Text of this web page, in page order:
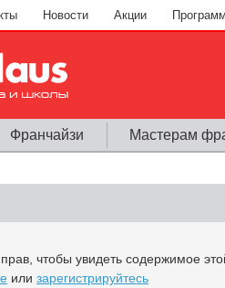
Новости Акции
Франчайзи Мастерам
чтобы увидеть содержимое
или зарегистрируйтесь